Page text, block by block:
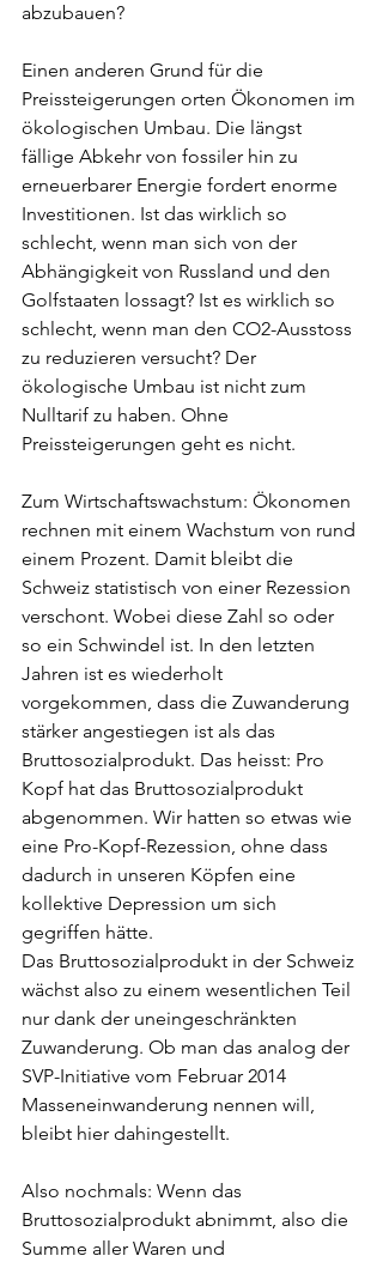
abzubauen?
Einen anderen Grund für die
Preissteigerungen orten Ökonomen im
ökologischen Umbau. Die längst
fällige Abkehr von fossiler hin zu
erneuerbarer Energie fordert enorme
Investitionen. Ist das wirklich so
schlecht, wenn man sich von der
Abhängigkeit von Russland und den
Golfstaaten lossagt? Ist es wirklich so
schlecht, wenn man den CO2-Ausstoss
zu reduzieren versucht? Der
ökologische Umbau ist nicht zum
Nulltarif zu haben. Ohne
Preissteigerungen geht es nicht.
Zum Wirtschaftswachstum: Ökonomen
rechnen mit einem Wachstum von rund
einem Prozent. Damit bleibt die
Schweiz statistisch von einer Rezession
verschont. Wobei diese Zahl so oder
so ein Schwindel ist. In den letzten
Jahren ist es wiederholt
vorgekommen, dass die Zuwanderung
stärker angestiegen ist als das
Bruttosozialprodukt. Das heisst: Pro
Kopf hat das Bruttosozialprodukt
abgenommen. Wir hatten so etwas wie
eine Pro-Kopf-Rezession, ohne dass
dadurch in unseren Köpfen eine
kollektive Depression um sich
gegriffen hätte.
Das Bruttosozialprodukt in der Schweiz
wächst also zu einem wesentlichen Teil
nur dank der uneingeschränkten
Zuwanderung. Ob man das analog der
SVP-Initiative vom Februar 2014
Masseneinwanderung nennen will,
bleibt hier dahingestellt.
Also nochmals: Wenn das
Bruttosozialprodukt abnimmt, also die
Summe aller Waren und